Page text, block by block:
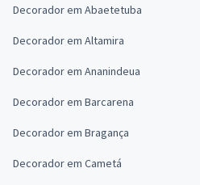
Decorador em Abaetetuba
Decorador em Altamira
Decorador em Ananindeua
Decorador em Barcarena
Decorador em Bragança
Decorador em Cametá